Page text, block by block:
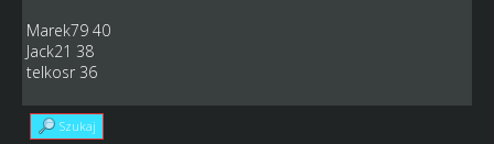
Marek79 40
Jack21 38
telkosr 36
Szukaj